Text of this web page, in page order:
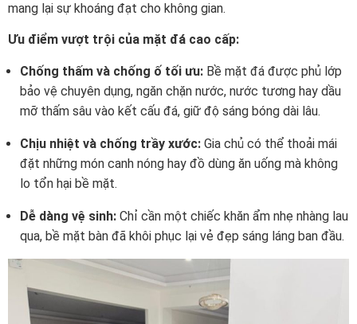
mang lại sự khoáng đạt cho không gian.
Ưu điểm vượt trội của mặt đá cao cấp:
Chống thấm và chống ố tối ưu: Bề mặt đá được phủ lớp
bảo vệ chuyên dụng, ngăn chặn nước, nước tương hay dầu
mỡ thấm sâu vào kết cấu đá, giữ độ sáng bóng dài lâu.
Chịu nhiệt và chống trầy xước: Gia chủ có thể thoải mái
đặt những món canh nóng hay đồ dùng ăn uống mà không
lo tổn hại bề mặt.
Dễ dàng vệ sinh: Chỉ cần một chiếc khăn ẩm nhẹ nhàng lau
qua, bề mặt bàn đã khôi phục lại vẻ đẹp sáng láng ban đầu.